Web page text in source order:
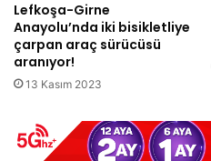
Lefkoşa-Girne
Anayolu’nda iki bisikletliye
çarpan araç sürücüsü
aranıyor!
13 Kasım 2023